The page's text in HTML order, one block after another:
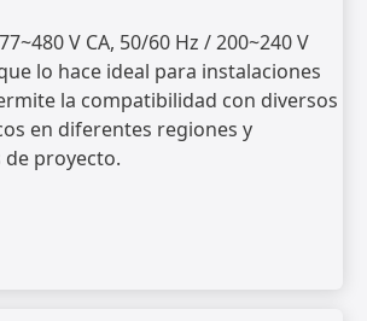
V CA, 50/60 Hz / 200~240 V
lo hace ideal para instalaciones
la compatibilidad con diversos
en diferentes regiones y
de proyecto.